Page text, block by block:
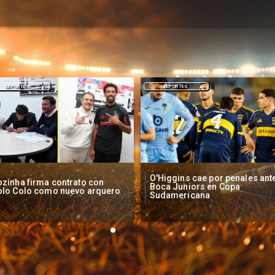
cae por penales ante
Juniors en Copa
DEPORTES
Operadores de apuestas
piden acelerar regulación en
Chile
NACIONAL